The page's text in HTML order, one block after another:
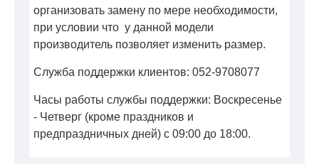
организовать замену по мере необходимости,
при условии что у данной модели
производитель позволяет изменить размер.
Служба поддержки клиентов: 052-9708077
Часы работы службы поддержки: Воскресенье
- Четверг (кроме праздников и
предпраздничных дней) с 09:00 до 18:00.